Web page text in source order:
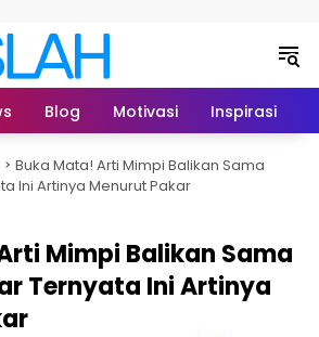
Blog Motivasi Inspirasi
Buka Mata! Arti Mimpi Balikan Sama
Ini Artinya Menurut Pakar
Mimpi Balikan Sama
Ternyata Ini Artinya